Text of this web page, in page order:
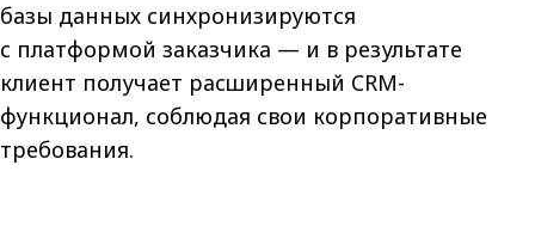
базы данных синхронизируются
с платформой заказчика — и в результате
клиент получает расширенный CRM-
функционал, соблюдая свои корпоративные
требования.